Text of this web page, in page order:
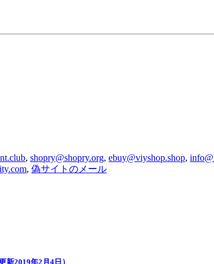
, shopry@shopry.org, ebuy@viyshop.shop,
, 偽サイトのメール
新2019年2月4日）